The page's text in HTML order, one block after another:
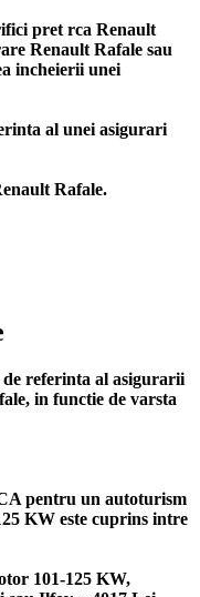
pret rca Renault
Renault Rafale sau
incheierii unei
al unei asigurari
Rafale.
referinta al asigurarii
in functie de varsta
pentru un autoturism
KW este cuprins intre
101-125 KW,